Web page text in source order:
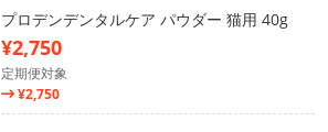
プロデンデンタルケア パウダー 猫用 40g
¥2,750
定期便対象
¥2,750